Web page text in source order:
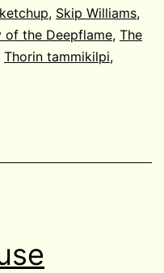
, Skip Williams,
of the Deepflame, The
Thorin tammikilpi,